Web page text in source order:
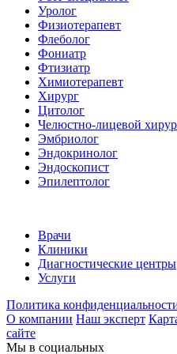
Уролог
Физиотерапевт
Флеболог
Фониатр
Фтизиатр
Химиотерапевт
Хирург
Цитолог
Челюстно-лицевой
Эмбриолог
Эндокринолог
Эндоскопист
Эпилептолог
Врачи
Клиники
Диагностические центры
Услуги
Политика
О компании Наш эксперт
сайте
Мы в социальных